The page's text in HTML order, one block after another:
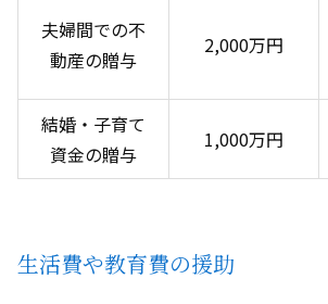
夫婦間での不
動産の贈与
2,000万円
結婚・子育て
資金の贈与
1,000万円
生活費や教育費の援助